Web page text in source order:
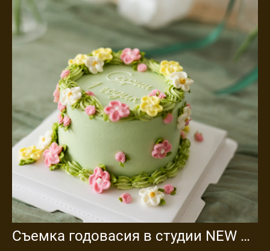
Съемка годовасия в студии NEW STORY